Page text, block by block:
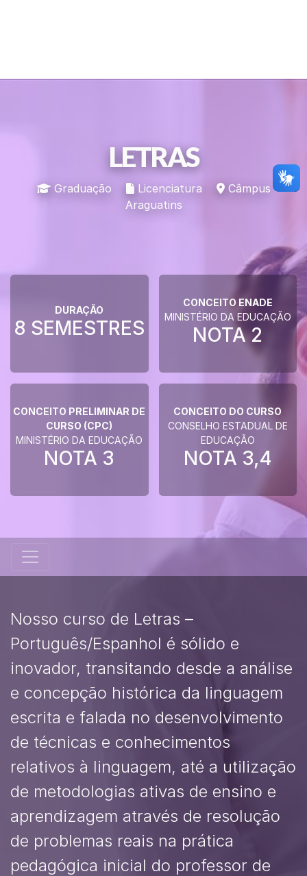
LETRAS
Graduação Licenciatura
Câmpus
Araguatins
DURAÇÃO
8 SEMESTRES
CONCEITO ENADE
MINISTÉRIO DA EDUCAÇÃO
NOTA2
CONCEITO PRELIMINAR DE
CURSO (CPC)
MINISTÉRIO DA EDUCAÇÃO
NOTA 3
CONCEITO DO CURSO
CONSELHO ESTADUAL DE
EDUCAÇÃO
NOTA 3,4
Nosso curso de Letras –
Português/Espanhol é sólido e
inovador, transitando desde a análise
e concepção histórica da linguagem
escrita e falada no desenvolvimento
de técnicas e conhecimentos
relativos à linguagem, até a utilização
de metodologias ativas de ensino e
aprendizagem através de resolução
de problemas reais na prática
pedagógica inicial do professor de